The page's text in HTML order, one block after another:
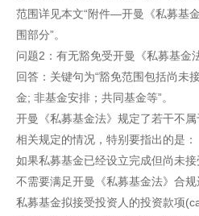
范围详见本文“附件—开曼《私募基
围部分”。
问题2：有无豁免受开曼《私募基金
回答：关键句为“豁免范围包括尚未
金; 非基金安排；共同基金等”。
开曼《私募基金法》规定了若干不
相关规定的情况，特别要指出的是：
如果私募基金已经设立完成但尚未
不需要满足开曼《私募基金法》合
私募基金拟接受投资人的投资款项